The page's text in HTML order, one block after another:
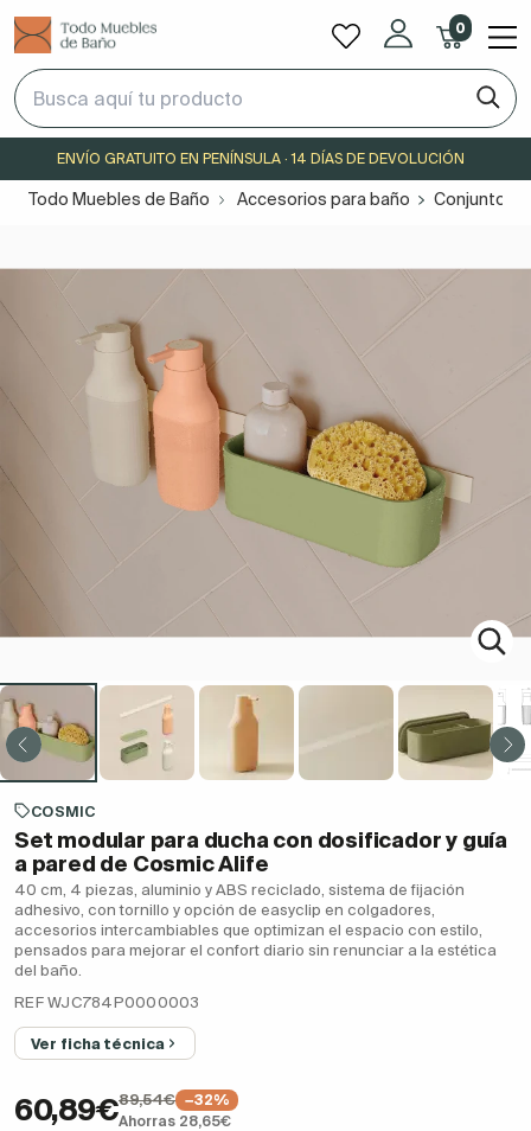
0
ENVÍO GRATUITO EN PENÍNSULA · 14 DÍAS DE DEVOLUCIÓN
Todo Muebles de Baño Accesorios para baño Conjuntos
COSMIC
Set modular para ducha con dosificador y guía
a pared de Cosmic Alife
40 cm, 4 piezas, aluminio y ABS reciclado, sistema de fijación
adhesivo, con tornillo y opción de easyclip en colgadores,
accesorios intercambiables que optimizan el espacio con estilo,
pensados para mejorar el confort diario sin renunciar a la estética
del baño.
REF WJC784P0000003
Ver ficha técnica
60,89€89,54€
−32%
Ahorras 28,65€